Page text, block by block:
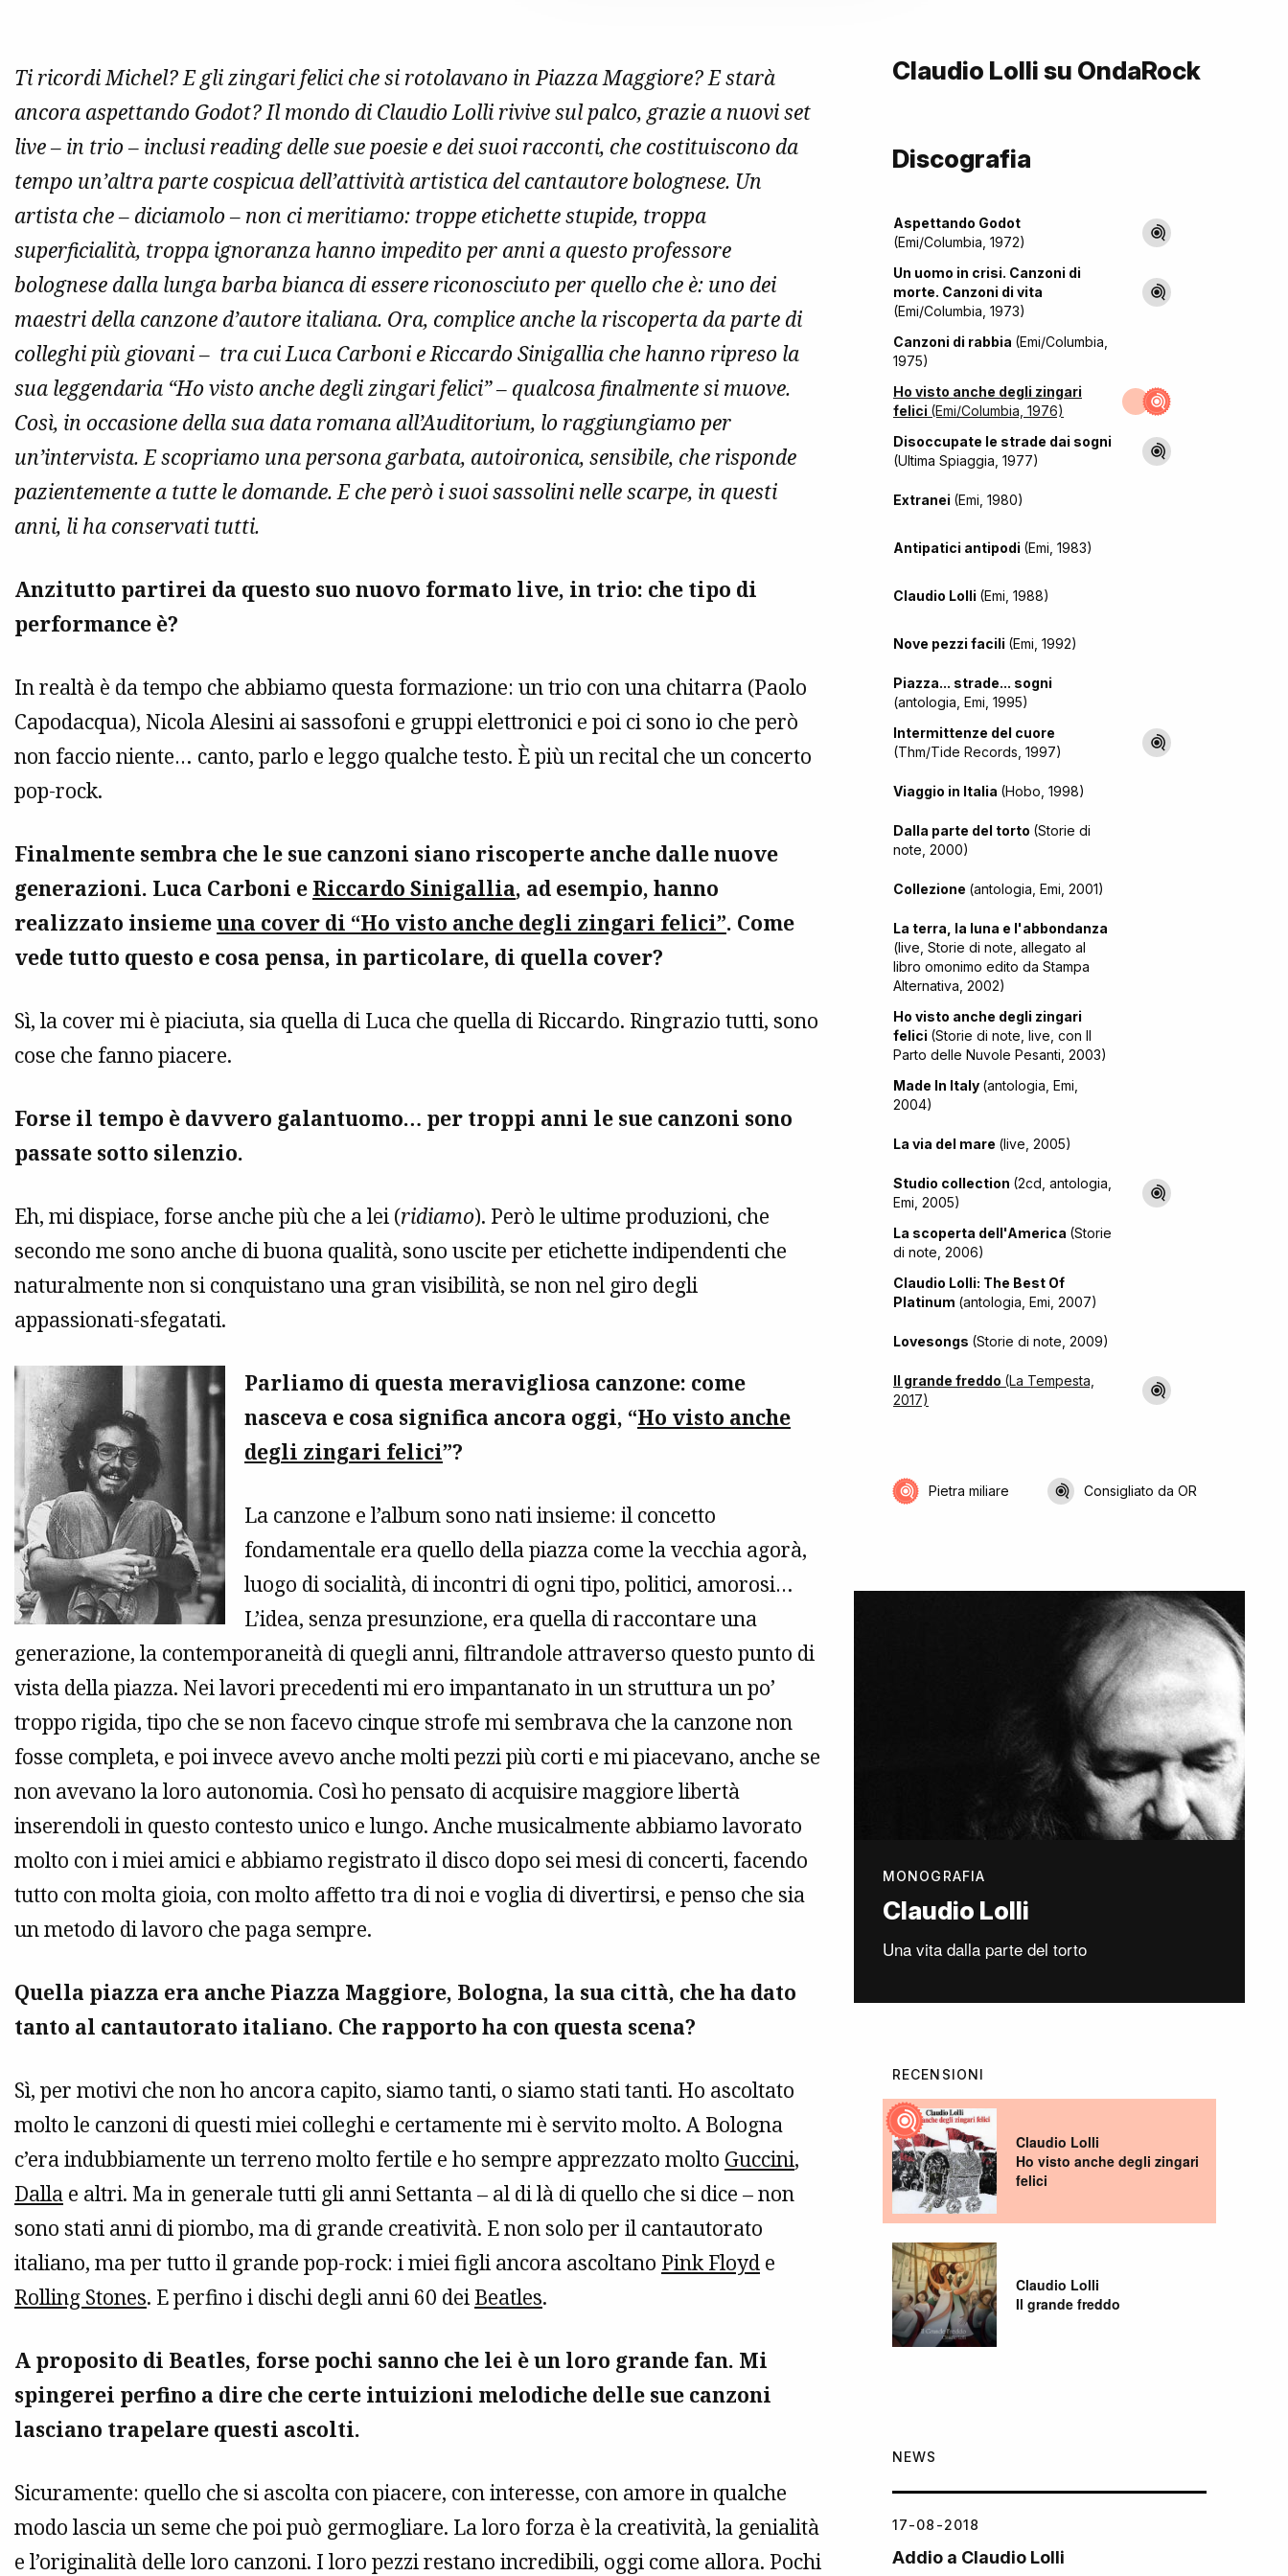
Ti ricordi Michel? E gli zingari felici che si rotolavano in Piazza Maggiore? E starà
ancora aspettando Godot? Il mondo di Claudio Lolli rivive sul palco, grazie a nuovi set
live – in trio – inclusi reading delle sue poesie e dei suoi racconti, che costituiscono da
tempo un’altra parte cospicua dell’attività artistica del cantautore bolognese. Un
artista che – diciamolo – non ci meritiamo: troppe etichette stupide, troppa
superficialità, troppa ignoranza hanno impedito per anni a questo professore
bolognese dalla lunga barba bianca di essere riconosciuto per quello che è: uno dei
maestri della canzone d’autore italiana. Ora, complice anche la riscoperta da parte di
colleghi più giovani – tra cui Luca Carboni e Riccardo Sinigallia che hanno ripreso la
sua leggendaria “Ho visto anche degli zingari felici” – qualcosa finalmente si muove.
Così, in occasione della sua data romana all’Auditorium, lo raggiungiamo per
un’intervista. E scopriamo una persona garbata, autoironica, sensibile, che risponde
pazientemente a tutte le domande. E che però i suoi sassolini nelle scarpe, in questi
anni, li ha conservati tutti.
Anzitutto partirei da questo suo nuovo formato live, in trio: che tipo di
performance è?
In realtà è da tempo che abbiamo questa formazione: un trio con una chitarra (Paolo
Capodacqua), Nicola Alesini ai sassofoni e gruppi elettronici e poi ci sono io che però
non faccio niente… canto, parlo e leggo qualche testo. È più un recital che un concerto
pop-rock.
Finalmente sembra che le sue canzoni siano riscoperte anche dalle nuove
generazioni. Luca Carboni e Riccardo Sinigallia, ad esempio, hanno
realizzato insiemeuna cover di “Ho visto anche degli zingari felici”. Come
vede tutto questo e cosa pensa, in particolare, di quella cover?
Sì, la cover mi è piaciuta, sia quella di Luca che quella di Riccardo. Ringrazio tutti, sono
cose che fanno piacere.
Forse il tempo è davvero galantuomo… per troppi anni le sue canzoni sono
passate sotto silenzio.
Eh, mi dispiace, forse anche più che a lei (ridiamo). Però le ultime produzioni, che
secondo me sono anche di buona qualità, sono uscite per etichette indipendenti che
naturalmente non si conquistano una gran visibilità, se non nel giro degli
appassionati-sfegatati.
Parliamo di questa meravigliosa canzone: come
nasceva e cosa significa ancora oggi, “Ho visto anche
degli zingari felici”?
La canzone e l’album sono nati insieme: il concetto
fondamentale era quello della piazza come la vecchia agorà,
luogo di socialità, di incontri di ogni tipo, politici, amorosi…
L’idea, senza presunzione, era quella di raccontare una
generazione, la contemporaneità di quegli anni, filtrandole attraverso questo punto di
vista della piazza. Nei lavori precedenti mi ero impantanato in un struttura un po’
troppo rigida, tipo che se non facevo cinque strofe mi sembrava che la canzone non
fosse completa, e poi invece avevo anche molti pezzi più corti e mi piacevano, anche se
non avevano la loro autonomia. Così ho pensato di acquisire maggiore libertà
inserendoli in questo contesto unico e lungo. Anche musicalmente abbiamo lavorato
molto con i miei amici e abbiamo registrato il disco dopo sei mesi di concerti, facendo
tutto con molta gioia, con molto affetto tra di noi e voglia di divertirsi, e penso che sia
un metodo di lavoro che paga sempre.
Quella piazza era anche Piazza Maggiore, Bologna, la sua città, che ha dato
tanto al cantautorato italiano. Che rapporto ha con questa scena?
Sì, per motivi che non ho ancora capito, siamo tanti, o siamo stati tanti. Ho ascoltato
molto le canzoni di questi miei colleghi e certamente mi è servito molto. A Bologna
c’era indubbiamente un terreno molto fertile e ho sempre apprezzato molto Guccini,
Dalla e altri. Ma in generale tutti gli anni Settanta – al di là di quello che si dice – non
sono stati anni di piombo, ma di grande creatività. E non solo per il cantautorato
italiano, ma per tutto il grande pop-rock: i miei figli ancora ascoltano Pink Floyd e
Rolling Stones. E perfino i dischi degli anni 60 dei Beatles.
A proposito di Beatles, forse pochi sanno che lei è un loro grande fan. Mi
spingerei perfino a dire che certe intuizioni melodiche delle sue canzoni
lasciano trapelare questi ascolti.
Sicuramente: quello che si ascolta con piacere, con interesse, con amore in qualche
modo lascia un seme che poi può germogliare. La loro forza è la creatività, la genialità
e l’originalità delle loro canzoni. I loro pezzi restano incredibili, oggi come allora. Pochi
Claudio Lolli su OndaRock
Discografia
Aspettando Godot
(Emi/Columbia, 1972)
Un uomo in crisi. Canzoni di
morte. Canzoni di vita
(Emi/Columbia, 1973)
Canzoni di rabbia (Emi/Columbia,
1975)
Ho visto anche degli zingari
felici (Emi/Columbia, 1976)
Disoccupate le strade dai sogni
(Ultima Spiaggia, 1977)
Extranei (Emi, 1980)
Antipatici antipodi (Emi, 1983)
Claudio Lolli (Emi, 1988)
Nove pezzi facili (Emi, 1992)
Piazza... strade... sogni
(antologia, Emi, 1995)
Intermittenze del cuore
(Thm/Tide Records, 1997)
Viaggio in Italia (Hobo, 1998)
Dalla parte del torto (Storie di
note, 2000)
Collezione (antologia, Emi, 2001)
La terra, la luna e l'abbondanza
(live, Storie di note, allegato al
libro omonimo edito da Stampa
Alternativa, 2002)
Ho visto anche degli zingari
felici (Storie di note, live, con Il
Parto delle Nuvole Pesanti, 2003)
Made In Italy (antologia, Emi,
2004)
La via del mare (live, 2005)
Studio collection (2cd, antologia,
Emi, 2005)
La scoperta dell'America (Storie
di note, 2006)
Claudio Lolli: The Best Of
Platinum (antologia, Emi, 2007)
Lovesongs (Storie di note, 2009)
Il grande freddo (La Tempesta,
2017)
Pietra miliare Consigliato da OR
MONOGRAFIA
Claudio Lolli
Una vita dalla parte del torto
RECENSIONI
Claudio Lolli
Ho visto anche degli zingari
felici
Claudio Lolli
Il grande freddo
NEWS
17-08-2018
Addio a Claudio Lolli